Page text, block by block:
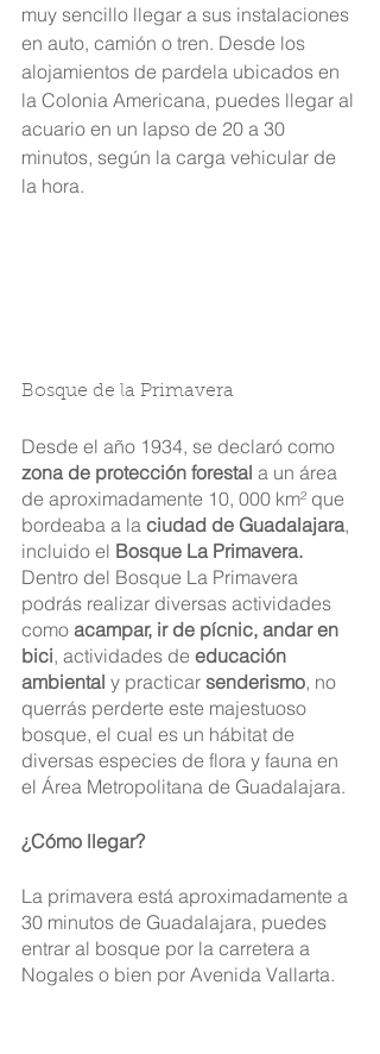
muy sencillo llegar a sus instalaciones
en auto, camión o tren. Desde los
alojamientos de pardela ubicados en
la Colonia Americana, puedes llegar al
acuario en un lapso de 20 a 30
minutos, según la carga vehicular de
la hora.
Bosque de la Primavera
Desde el año 1934, se declaró como
zona de protección forestal a un área
de aproximadamente 10, 000 km² que
bordeaba a la ciudad de Guadalajara,
incluido el Bosque La Primavera.
Dentro del Bosque La Primavera
podrás realizar diversas actividades
como acampar, ir de pícnic, andar en
bici, actividades de educación
ambiental y practicar senderismo, no
querrás perderte este majestuoso
bosque, el cual es un hábitat de
diversas especies de flora y fauna en
el Área Metropolitana de Guadalajara.
¿Cómo llegar?
La primavera está aproximadamente a
30 minutos de Guadalajara, puedes
entrar al bosque por la carretera a
Nogales o bien por Avenida Vallarta.